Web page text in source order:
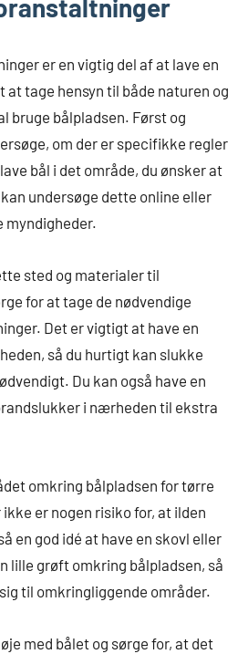
er en vigtig del af at lave en
at tage hensyn til både naturen og
bruge bålpladsen. Først og
om der er specifikke regler
bål i det område, du ønsker at
undersøge dette online eller
myndigheder.
sted og materialer til
for at tage de nødvendige
Det er vigtigt at have en
så du hurtigt kan slukke
Du kan også have en
i nærheden til ekstra
omkring bålpladsen for tørre
er nogen risiko for, at ilden
en god idé at have en skovl eller
lille grøft omkring bålpladsen, så
til omkringliggende områder.
med bålet og sørge for, at det